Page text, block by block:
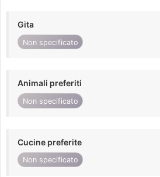
Gita
Non specificato
Animali preferiti
Non specificato
Cucine preferite
Non specificato